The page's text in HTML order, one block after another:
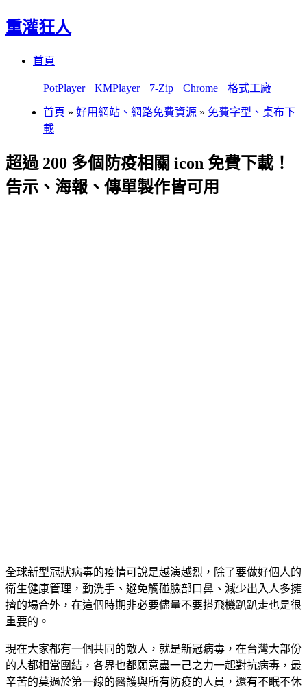
重灌狂人
首頁
PotPlayer KMPlayer 7-Zip Chrome 格式工廠
首頁 » 好用網站、網路免費資源 » 免費字型、桌布下
載
超過 200 多個防疫相關 icon 免費下載！
告示、海報、傳單製作皆可用
全球新型冠狀病毒的疫情可說是越演越烈，除了要做好個人的
衛生健康管理，勤洗手、避免觸碰臉部口鼻、減少出入人多擁
擠的場合外，在這個時期非必要儘量不要搭飛機趴趴走也是很
重要的。
現在大家都有一個共同的敵人，就是新冠病毒，在台灣大部份
的人都相當團結，各界也都願意盡一己之力一起對抗病毒，最
辛苦的莫過於第一線的醫護與所有防疫的人員，還有不眠不休